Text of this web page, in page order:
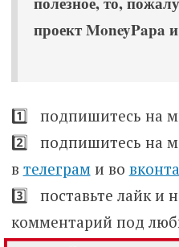
проект MoneyPapa
1️⃣ подпишитесь на
2️⃣ подпишитесь на
в телеграм и во
3️⃣ поставьте лайк и
комментарий под